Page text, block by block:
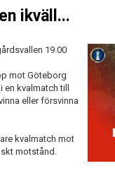
ikväll...
19.00
mot Göteborg
kvalmatch till
eller försvinna
kvalmatch mot
motstånd.